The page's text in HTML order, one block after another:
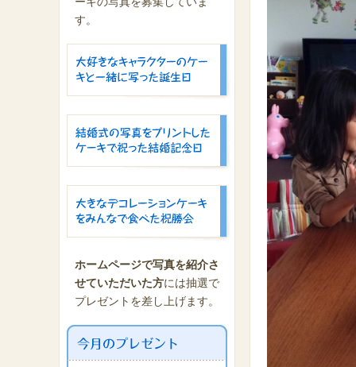
す。
ホームページで写真を紹介さ
せていただいた方には抽選で
プレゼントを差し上げます。